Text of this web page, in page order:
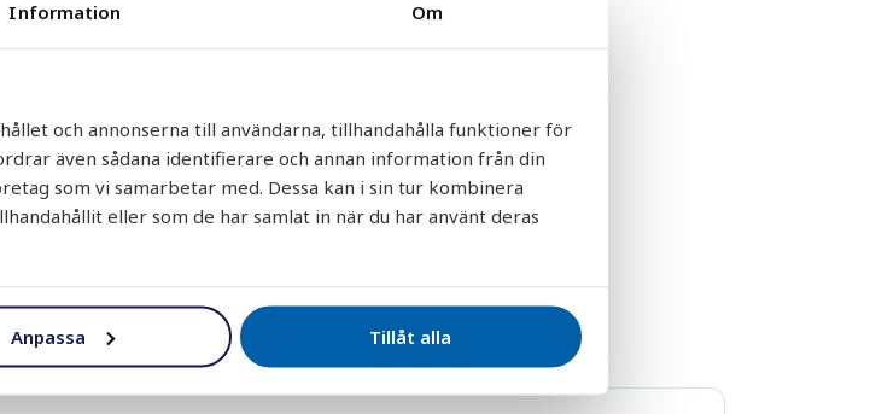
Information Om
och annonserna till användarna, tillhandahålla funktioner för
även sådana identifierare och annan information från din
som vi samarbetar med. Dessa kan i sin tur kombinera
eller som de har samlat in när du har använt deras
Anpassa Tillåt alla
om avsyrningsfilter